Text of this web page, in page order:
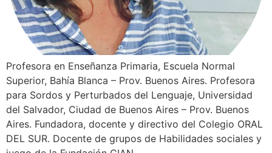
Profesora en Enseñanza Primaria, Escuela Normal
Superior, Bahía Blanca – Prov. Buenos Aires. Profesora
para Sordos y Perturbados del Lenguaje, Universidad
del Salvador, Ciudad de Buenos Aires – Prov. Buenos
Aires. Fundadora, docente y directivo del Colegio ORAL
DEL SUR. Docente de grupos de Habilidades sociales y